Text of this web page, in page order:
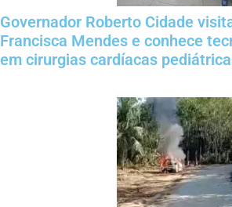
Governador Roberto Cidade
Francisca Mendes e conhece
em cirurgias cardíacas